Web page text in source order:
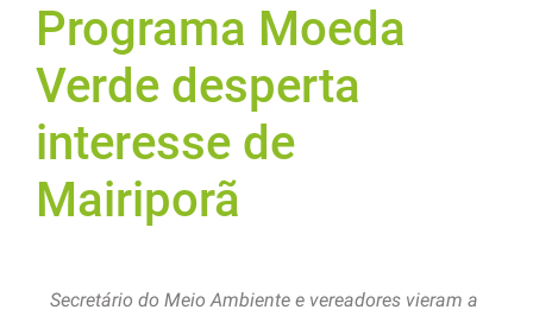
Programa Moeda
Verde desperta
interesse de
Mairiporã
Secretário do Meio Ambiente e vereadores vieram a